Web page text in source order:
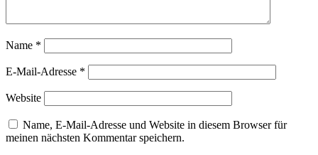
Name *
E-Mail-Adresse *
Website
Name, E-Mail-Adresse und Website in diesem Browser für
meinen nächsten Kommentar speichern.